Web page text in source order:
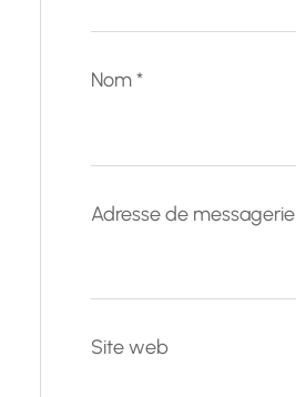
Nom*
Adresse de messagerie
Site web